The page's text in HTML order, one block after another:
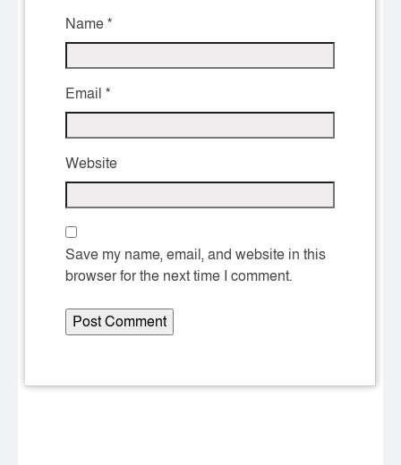
Name*
Email *
Website
Save my name, email, and website in this
browser for the next time I comment.